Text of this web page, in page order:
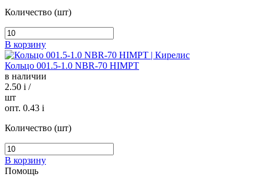
Количество (шт)
В корзину
Кольцо 001.5-1.0 NBR-70 HIMPT
в наличии
2.50 i /
шт
опт. 0.43 i
Количество (шт)
В корзину
Помощь